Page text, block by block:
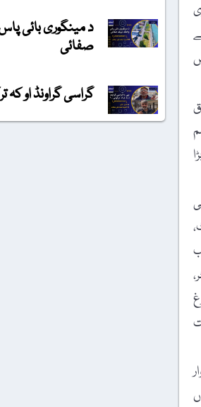
د مینگوری بائی
صفائی
گراسی گراونڈ او